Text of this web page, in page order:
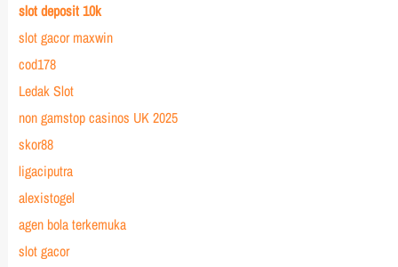
slot deposit 10k
slot gacor maxwin
cod178
Ledak Slot
non gamstop casinos UK 2025
skor88
ligaciputra
alexistogel
agen bola terkemuka
slot gacor